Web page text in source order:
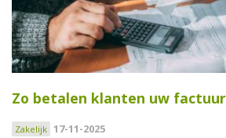
Zo betalen klanten uw
Zakelijk 17-11-2025